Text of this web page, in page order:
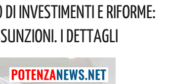
UN 63ENNE. I DETTAGLI
MUSICA E DIVERTIMENTO. I DETTAGLI DELL’EVENTO
Investimenti E Riforme:
I Dettagli